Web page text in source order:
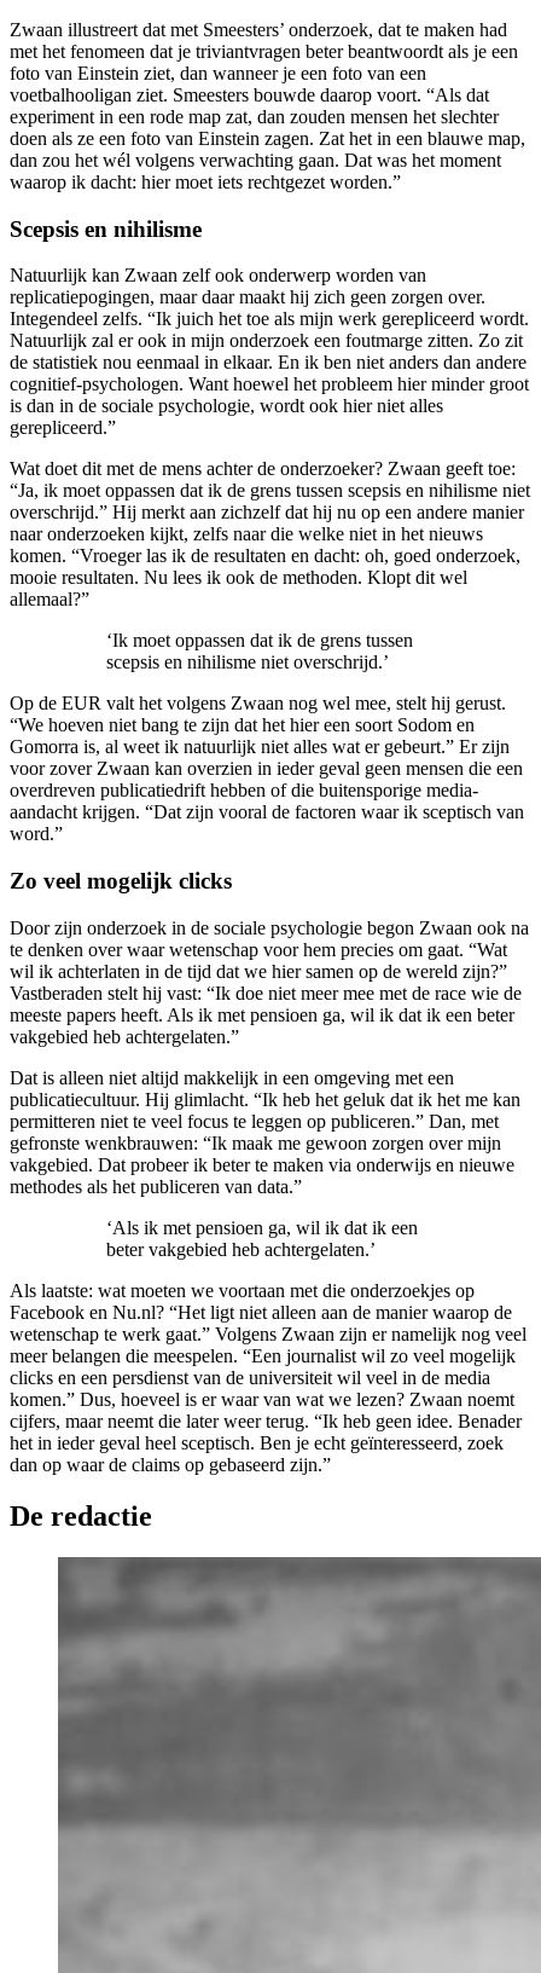
Zwaan illustreert dat met Smeesters’ onderzoek, dat te maken had
met het fenomeen dat je triviantvragen beter beantwoordt als je een
foto van Einstein ziet, dan wanneer je een foto van een
voetbalhooligan ziet. Smeesters bouwde daarop voort. “Als dat
experiment in een rode map zat, dan zouden mensen het slechter
doen als ze een foto van Einstein zagen. Zat het in een blauwe map,
dan zou het wél volgens verwachting gaan. Dat was het moment
waarop ik dacht: hier moet iets rechtgezet worden.”
Scepsis en nihilisme
Natuurlijk kan Zwaan zelf ook onderwerp worden van
replicatiepogingen, maar daar maakt hij zich geen zorgen over.
Integendeel zelfs. “Ik juich het toe als mijn werk gerepliceerd wordt.
Natuurlijk zal er ook in mijn onderzoek een foutmarge zitten. Zo zit
de statistiek nou eenmaal in elkaar. En ik ben niet anders dan andere
cognitief-psychologen. Want hoewel het probleem hier minder groot
is dan in de sociale psychologie, wordt ook hier niet alles
gerepliceerd.”
Wat doet dit met de mens achter de onderzoeker? Zwaan geeft toe:
“Ja, ik moet oppassen dat ik de grens tussen scepsis en nihilisme niet
overschrijd.” Hij merkt aan zichzelf dat hij nu op een andere manier
naar onderzoeken kijkt, zelfs naar die welke niet in het nieuws
komen. “Vroeger las ik de resultaten en dacht: oh, goed onderzoek,
mooie resultaten. Nu lees ik ook de methoden. Klopt dit wel
allemaal?”
‘Ik moet oppassen dat ik de grens tussen
scepsis en nihilisme niet overschrijd.’
Op de EUR valt het volgens Zwaan nog wel mee, stelt hij gerust.
“We hoeven niet bang te zijn dat het hier een soort Sodom en
Gomorra is, al weet ik natuurlijk niet alles wat er gebeurt.” Er zijn
voor zover Zwaan kan overzien in ieder geval geen mensen die een
overdreven publicatiedrift hebben of die buitensporige media-
aandacht krijgen. “Dat zijn vooral de factoren waar ik sceptisch van
word.”
Zo veel mogelijk clicks
Door zijn onderzoek in de sociale psychologie begon Zwaan ook na
te denken over waar wetenschap voor hem precies om gaat. “Wat
wil ik achterlaten in de tijd dat we hier samen op de wereld zijn?”
Vastberaden stelt hij vast: “Ik doe niet meer mee met de race wie de
meeste papers heeft. Als ik met pensioen ga, wil ik dat ik een beter
vakgebied heb achtergelaten.”
Dat is alleen niet altijd makkelijk in een omgeving met een
publicatiecultuur. Hij glimlacht. “Ik heb het geluk dat ik het me kan
permitteren niet te veel focus te leggen op publiceren.” Dan, met
gefronste wenkbrauwen: “Ik maak me gewoon zorgen over mijn
vakgebied. Dat probeer ik beter te maken via onderwijs en nieuwe
methodes als het publiceren van data.”
‘Als ik met pensioen ga, wil ik dat ik een
beter vakgebied heb achtergelaten.’
Als laatste: wat moeten we voortaan met die onderzoekjes op
Facebook en Nu.nl? “Het ligt niet alleen aan de manier waarop de
wetenschap te werk gaat.” Volgens Zwaan zijn er namelijk nog veel
meer belangen die meespelen. “Een journalist wil zo veel mogelijk
clicks en een persdienst van de universiteit wil veel in de media
komen.” Dus, hoeveel is er waar van wat we lezen? Zwaan noemt
cijfers, maar neemt die later weer terug. “Ik heb geen idee. Benader
het in ieder geval heel sceptisch. Ben je echt geïnteresseerd, zoek
dan op waar de claims op gebaseerd zijn.”
De redactie